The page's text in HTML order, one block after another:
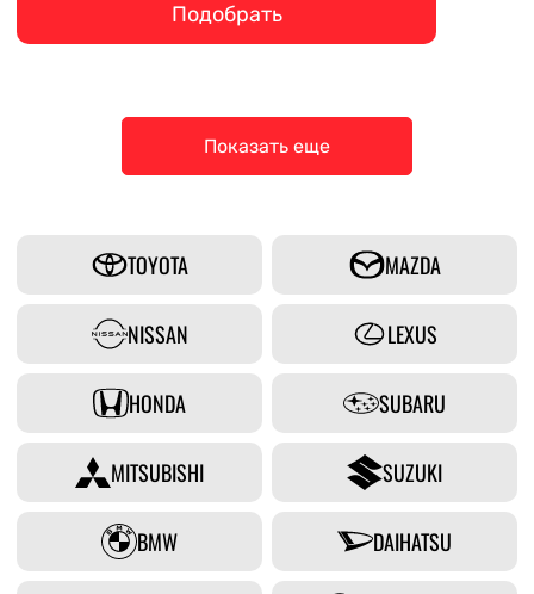
Подобрать
Показать еще
TOYOTA MAZDA
NISSAN LEXUS
HONDA SUBARU
MITSUBISHI SUZUKI
BMW DAIHATSU